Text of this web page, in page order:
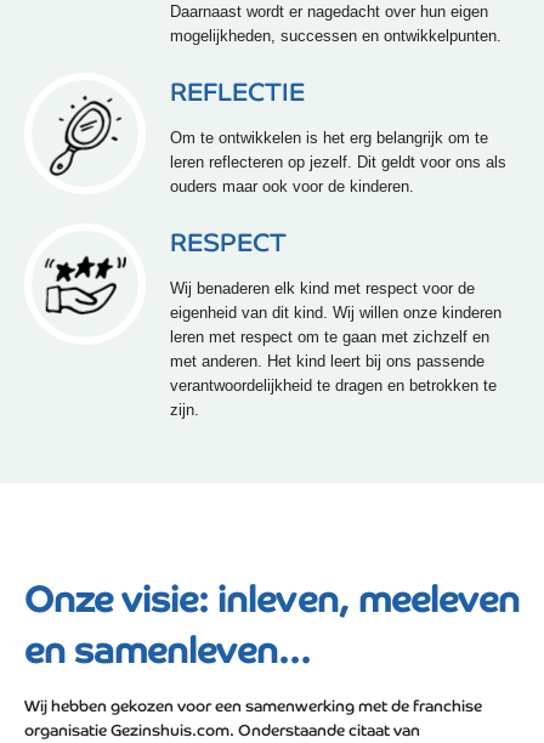
Daarnaast wordt er nagedacht over hun eigen
mogelijkheden, successen en ontwikkelpunten.
REFLECTIE
Om te ontwikkelen is het erg belangrijk om te
leren reflecteren op jezelf. Dit geldt voor ons als
ouders maar ook voor de kinderen.
RESPECT
Wij benaderen elk kind met respect voor de
eigenheid van dit kind. Wij willen onze kinderen
leren met respect om te gaan met zichzelf en
met anderen. Het kind leert bij ons passende
verantwoordelijkheid te dragen en betrokken te
zijn.
Onze visie: inleven, meeleven
en samenleven...
Wij hebben gekozen voor een samenwerking met de franchise
organisatie Gezinshuis.com. Onderstaande citaat van